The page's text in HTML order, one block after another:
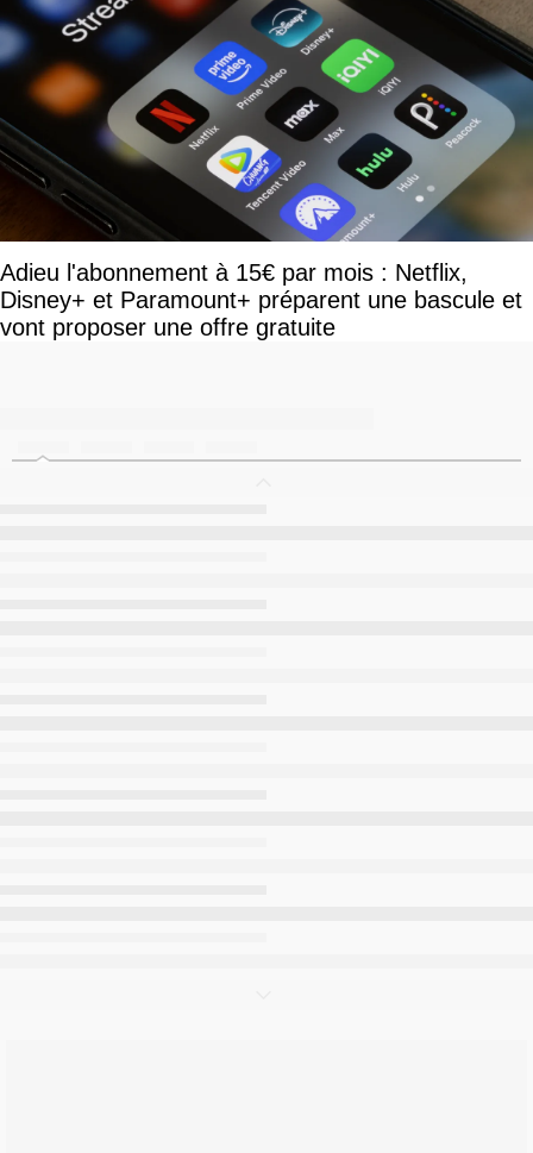
Adieu l'abonnement à 15€ par mois : Netflix,
Disney+ et Paramount+ préparent une bascule et
vont proposer une offre gratuite